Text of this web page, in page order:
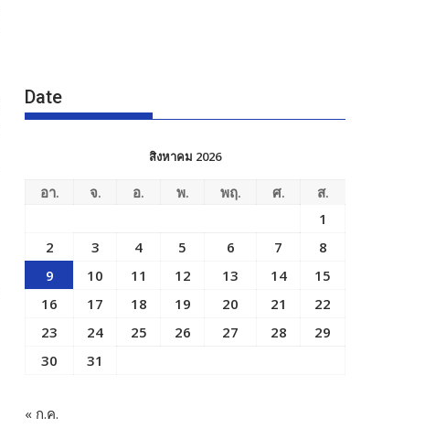
Date
สิงหาคม 2026
อา. จ. อ. พ. พฤ. ศ.
ส.
1
2
3 4 5 6 7
8
9
10 11 12 13 14
15
16
17 18 19 20 21
22
23
24 25 26 27 28
29
30
31
« ก.ค.